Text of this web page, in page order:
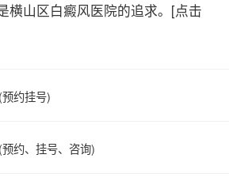
横山区白癜风医院的追求。 [点击
约挂号)
约、挂号、咨询)